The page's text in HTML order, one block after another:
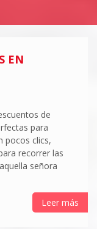
EN
de
para
pocos clics,
recorrer las
señora
Leer más